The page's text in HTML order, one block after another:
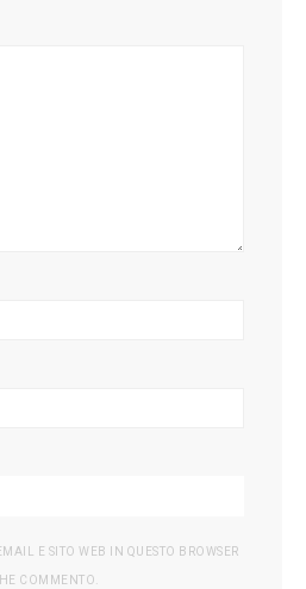
E SITO WEB IN QUESTO BROWSER
COMMENTO.